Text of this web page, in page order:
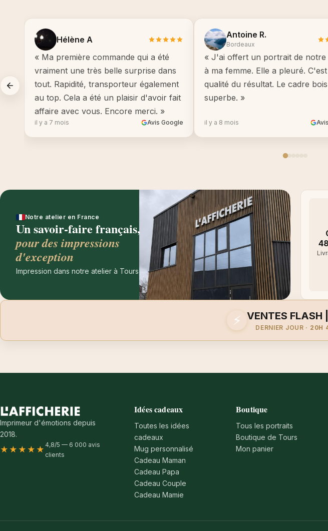
Hélène A
« Ma première commande qui a été
vraiment une très belle surprise dans
tout. Rapidité, transporteur également
au top. Cela a été un plaisir d'avoir fait
affaire avec vous. Encore merci. »
il y a 7 mois Avis Google
Antoine R.
Bordeaux
« J'ai offert un portrait de notre
à ma femme. Elle a pleuré.
qualité du résultat. Le cadre
superbe. »
il y a 8 mois
Notre atelier en France
Un savoir-faire français,
pour des impressions
d'exception
Impression dans notre atelier à Tours
⚡ VENTES FLASH
DERNIER JOUR · 20H
Imprimeur d'émotions depuis
2018.
★★★★★ 4,8/5 — 6 000 avis
clients
Idées cadeaux
Toutes les idées
cadeaux
Mug personnalisé
Cadeau Maman
Cadeau Papa
Cadeau Couple
Cadeau Mamie
Boutique
Tous les portraits
Boutique de Tours
Mon panier